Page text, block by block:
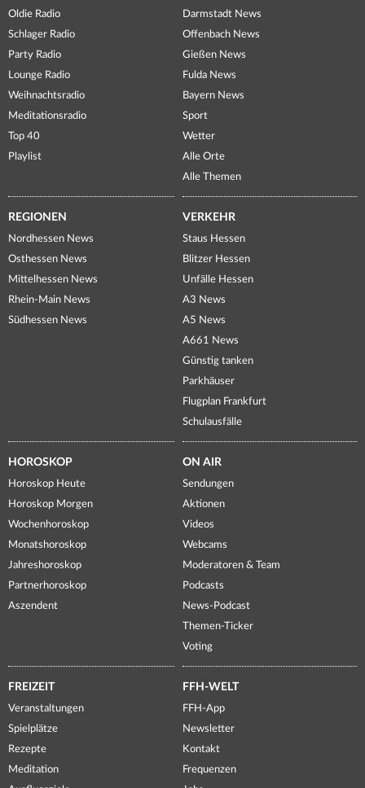
Oldie Radio
Schlager Radio
Party Radio
Lounge Radio
Weihnachtsradio
Meditationsradio
Top 40
Playlist
Darmstadt News
Offenbach News
Gießen News
Fulda News
Bayern News
Sport
Wetter
Alle Orte
Alle Themen
REGIONEN
Nordhessen News
Osthessen News
Mittelhessen News
Rhein-Main News
Südhessen News
VERKEHR
Staus Hessen
Blitzer Hessen
Unfälle Hessen
A3 News
A5 News
A661 News
Günstig tanken
Parkhäuser
Flugplan Frankfurt
Schulausfälle
HOROSKOP
Horoskop Heute
Horoskop Morgen
Wochenhoroskop
Monatshoroskop
Jahreshoroskop
Partnerhoroskop
Aszendent
ON AIR
Sendungen
Aktionen
Videos
Webcams
Moderatoren & Team
Podcasts
News-Podcast
Themen-Ticker
Voting
FREIZEIT
Veranstaltungen
Spielplätze
Rezepte
Meditation
FFH-WELT
FFH-App
Newsletter
Kontakt
Frequenzen